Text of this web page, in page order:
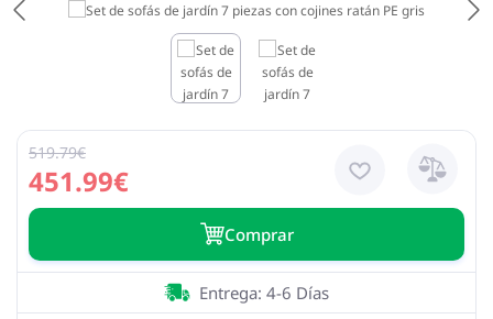
451.99€
519.79€
Сomprar
Entrega: 4-6 Días